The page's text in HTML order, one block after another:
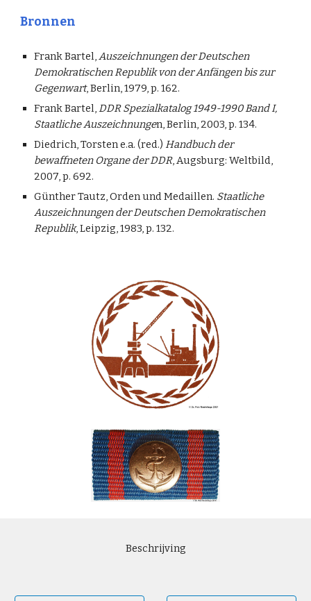
Bronnen
Frank Bartel,Auszeichnungen der Deutschen
Demokratischen Republik von der Anfängen bis zur
Gegenwart, Berlin, 1979, p. 162.
Frank Bartel,DDR Spezialkatalog 1949-1990 Band I,
Staatliche Auszeichnungen, Berlin, 2003, p. 134.
Diedrich, Torsten e.a. (red.)Handbuch der
bewaffneten Organe der DDR, Augsburg: Weltbild,
2007, p. 692.
Günther Tautz, Orden und Medaillen. Staatliche
Auszeichnungen der Deutschen Demokratischen
Republik, Leipzig, 1983, p. 132.
Beschrijving